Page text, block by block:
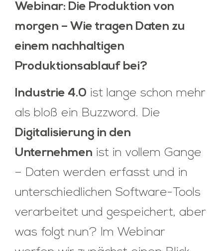
Webinar: Die Produktion von
morgen – Wie tragen Daten zu
einem nachhaltigen
Produktionsablauf bei?
Industrie 4.0 ist lange schon mehr
als bloß ein Buzzword. Die
Digitalisierung in den
Unternehmen ist in vollem Gange
– Daten werden erfasst und in
unterschiedlichen Software-Tools
verarbeitet und gespeichert, aber
was folgt nun? Im Webinar